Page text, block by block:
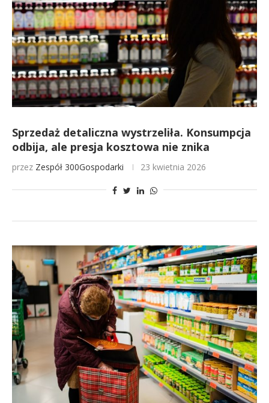
Sprzedaż detaliczna wystrzeliła. Konsumpcja
odbija, ale presja kosztowa nie znika
przez Zespół 300Gospodarki 23 kwietnia 2026